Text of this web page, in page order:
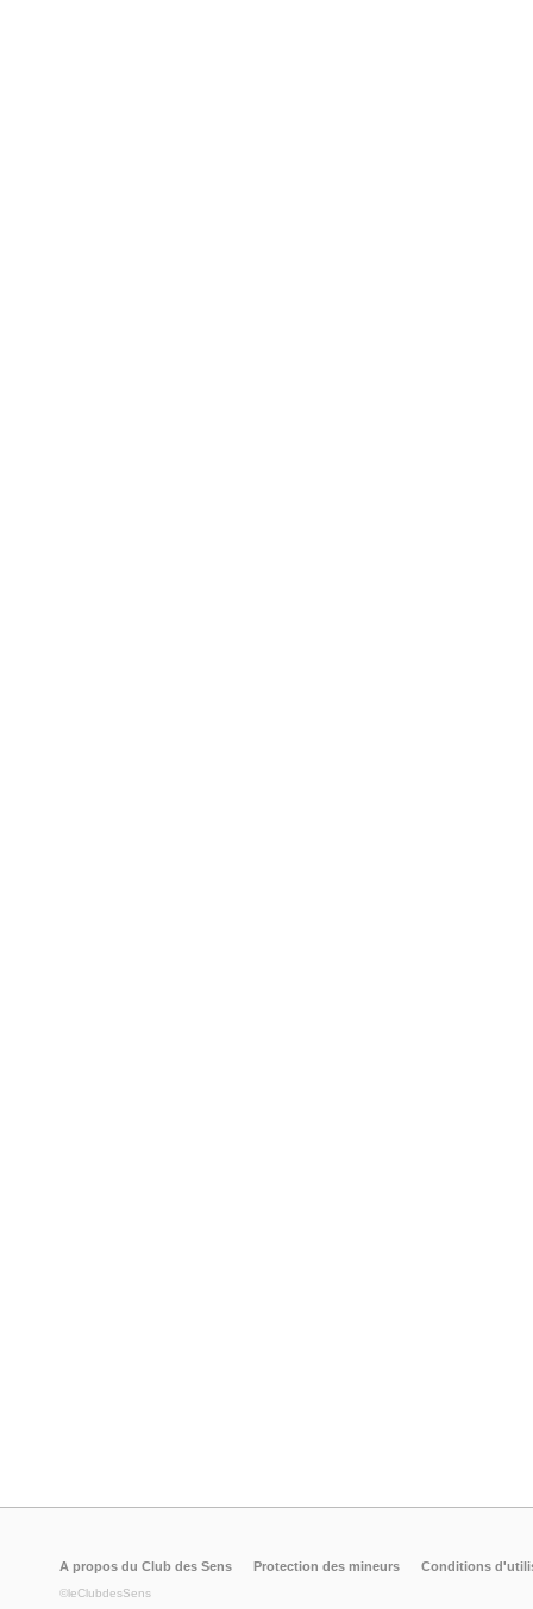
A propos du Club des Sens Protection des mineurs Conditions
©leClubdesSens